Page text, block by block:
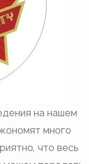
на нашем
много
что весь